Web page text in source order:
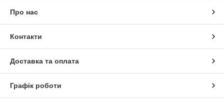
Про нас
Контакти
Доставка та оплата
Графік роботи